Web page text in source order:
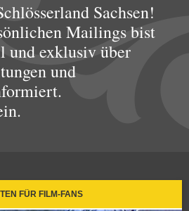
Sachsen!
Mailings bist
und exklusiv über
und
FÜR FILM-FANS